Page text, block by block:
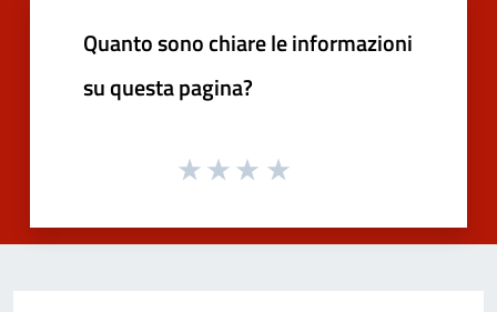
Quanto sono chiare le informazioni
su questa pagina?